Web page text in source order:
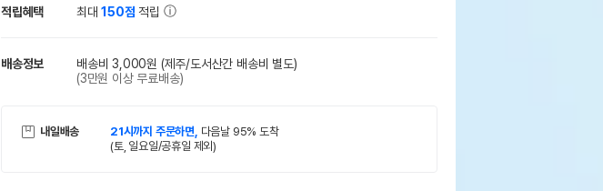
적립혜택 최대150점 적립
배송정보 배송비 3,000원 (제주/도서산간 배송비 별도)
(3만원 이상 무료배송)
내일배송 21시까지 주문하면, 다음날 95% 도착
(토, 일요일/공휴일 제외)